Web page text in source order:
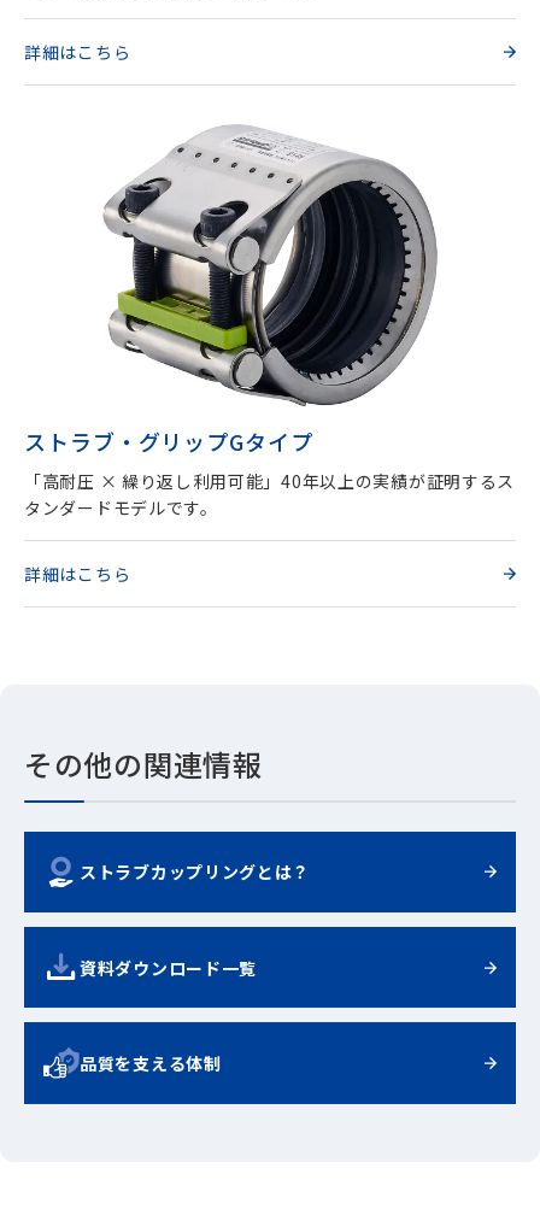
詳細はこちら
ストラブ・グリップGタイプ
「高耐圧 × 繰り返し利用可能」40年以上の実績が証明するス
タンダードモデルです。
詳細はこちら
その他の関連情報
ストラブカップリングとは？
資料ダウンロード一覧
品質を支える体制